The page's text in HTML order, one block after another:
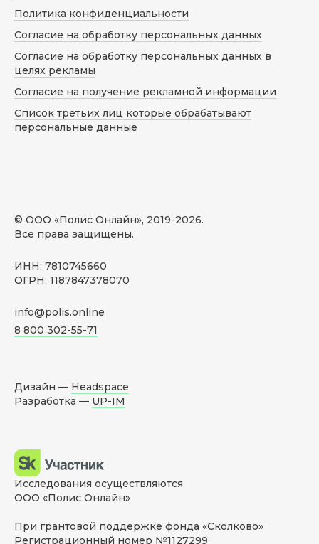
© ООО «Полис Онлайн», 2019-2026.
Все права защищены.
ИНН: 7810745660
ОГРН: 1187847378070
info@polis.online
8 800 302-55-71
Политика конфиденциальности
Согласие на обработку персональных данных
Согласие на обработку персональных данных в
целях рекламы
Согласие на получение рекламной информации
Список третьих лиц которые обрабатывают
персональные данные
Дизайн — Headspace
Разработка — UP-IM
Исследования осуществляются
ООО «Полис Онлайн»
При грантовой поддержке фонда «Сколково»
Регистрационный номер №1127299